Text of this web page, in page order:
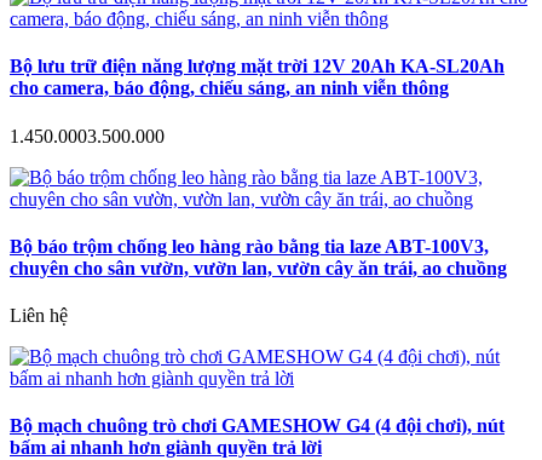
Bộ lưu trữ điện năng lượng mặt trời 12V 20Ah KA-SL20Ah
cho camera, báo động, chiếu sáng, an ninh viễn thông
1.450.0003.500.000
Bộ báo trộm chống leo hàng rào bằng tia laze ABT-100V3,
chuyên cho sân vườn, vườn lan, vườn cây ăn trái, ao chuồng
Liên hệ
Bộ mạch chuông trò chơi GAMESHOW G4 (4 đội chơi), nút
bấm ai nhanh hơn giành quyền trả lời